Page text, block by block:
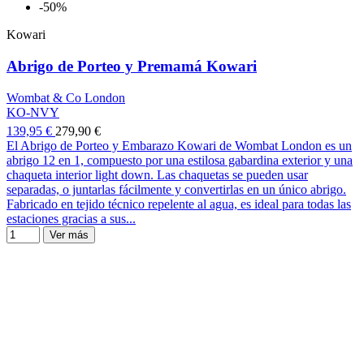
-50%
Kowari
Abrigo de Porteo y Premamá Kowari
Wombat & Co London
KO-NVY
139,95 € 279,90 €
El Abrigo de Porteo y Embarazo Kowari de Wombat London es un
abrigo 12 en 1, compuesto por una estilosa gabardina exterior y una
chaqueta interior light down. Las chaquetas se pueden usar
separadas, o juntarlas fácilmente y convertirlas en un único abrigo.
Fabricado en tejido técnico repelente al agua, es ideal para todas las
estaciones gracias a sus...
Ver más